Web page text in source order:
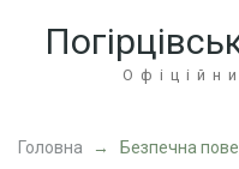
Enter)
Головна → Безпечна